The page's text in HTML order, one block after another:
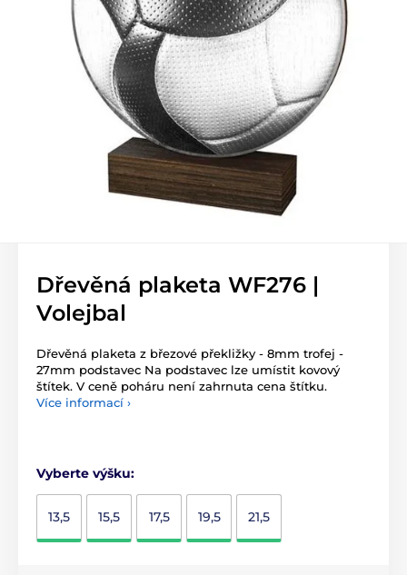
Dřevěná plaketa WF276 |
Volejbal
Dřevěná plaketa z březové překližky - 8mm trofej -
27mm podstavec Na podstavec lze umístit kovový
štítek. V ceně poháru není zahrnuta cena štítku.
Více informací ›
Vyberte výšku:
13,5 15,5 17,5 19,5 21,5